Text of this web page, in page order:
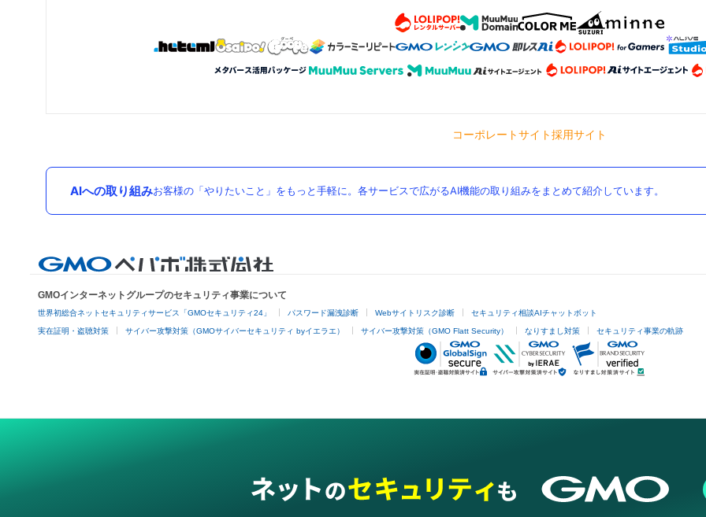
コーポレートサイト採用サイト
AIへの取り組みお客様の「やりたいこと」をもっと手軽に。各サービスで広がるAI機能の取り組みをまとめて紹介しています。
GMOインターネットグループのセキュリティ事業について
世界初総合ネットセキュリティサービス「GMOセキュリティ24」 パスワード漏洩診断 Webサイトリスク診断 セキュリティ相談AIチャットボット
実在証明・盗聴対策 サイバー攻撃対策（GMOサイバーセキュリティ byイエラエ） サイバー攻撃対策（GMO Flatt Security） なりすまし対策 セキュリティ事業の軌跡